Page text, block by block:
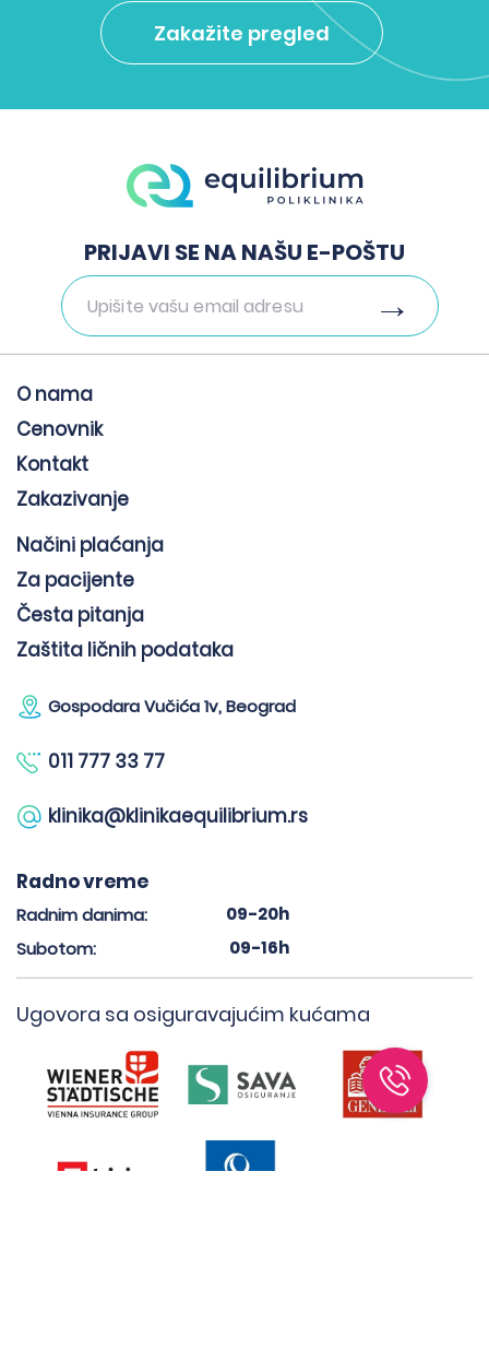
Zakažite pregled
PRIJAVI SE NA NAŠU E-POŠTU
O nama
Cenovnik
Kontakt
Zakazivanje
Načini plaćanja
Za pacijente
Česta pitanja
Zaštita ličnih podataka
Gospodara Vučića 1v, Beograd
011 777 33 77
klinika@klinikaequilibrium.rs
Radno vreme
Radnim danima:
09-20h
Subotom:
09-16h
Ugovora sa osiguravajućim kućama